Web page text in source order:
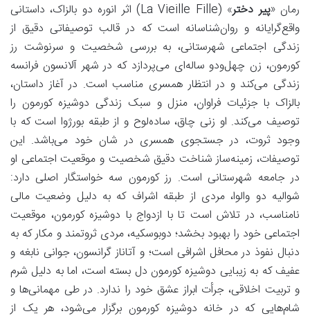
رمان «پیر دختر» (La Vieille Fille) اثر انوره دو بالزاک، داستانی
واقع‌گرایانه و روان‌شناسانه است که در قالب توصیفاتی دقیق از
زندگی اجتماعی شهرستانی، به بررسی شخصیت و سرنوشت رز
کورمون، زن چهل‌ودو ساله‌ای می‌پردازد که در شهر آلانسون فرانسه
زندگی می‌کند و در انتظار همسری مناسب است. در آغاز داستان،
بالزاک با جزئیات فراوان، منزل و سبک زندگی دوشیزه کورمون را
توصیف می‌کند. او زنی چاق، ساده‌لوح و از طبقه بورژوا است که با
وجود ثروت، در جستجوی همسری در شان خود می‌باشد. این
توصیفات، زمینه‌ساز شناخت دقیق شخصیت و موقعیت اجتماعی او
در جامعه شهرستانی است. رز کورمون سه خواستگار اصلی دارد:
شوالیه دو والوا، مردی از طبقه اشراف که به دلیل وضعیت مالی
نامناسب، در تلاش است تا با ازدواج با دوشیزه کورمون، موقعیت
اجتماعی خود را بهبود بخشد؛ دوبوسکیه، مردی ثروتمند و مکار که به
دنبال نفوذ در محافل اشرافی است؛ و آتاناز گرانسون، جوانی نابغه و
عفیف که به زیبایی دوشیزه کورمون دل بسته است، اما به دلیل شرم
و تربیت اخلاقی، جرأت ابراز عشق خود را ندارد. در طی مهمانی‌ها و
شام‌هایی که در خانه دوشیزه کورمون برگزار می‌شود، هر یک از